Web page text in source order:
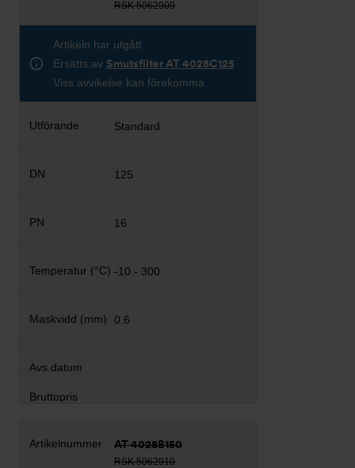
RSK 5062909
Artikeln har utgått
Ersätts av Smutsfilter AT 4028C125
Viss avvikelse kan förekomma
Standard
125
16
-10 - 300
0.6
AT 4028B150
RSK 5062910